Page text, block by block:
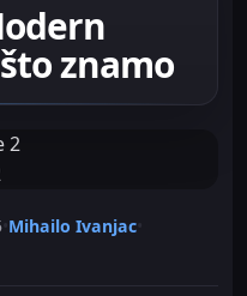
znamo
Mihailo Ivanjac